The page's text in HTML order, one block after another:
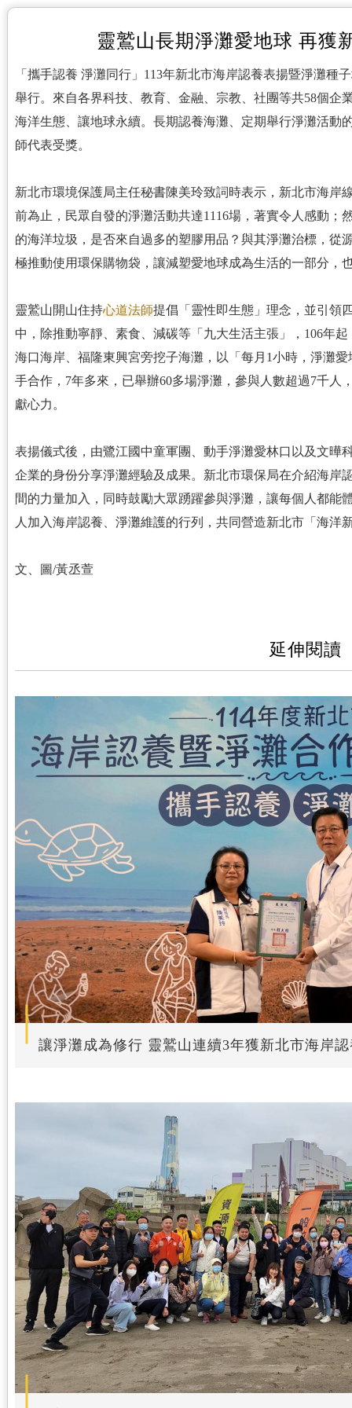
靈鷲山長期淨灘愛地球 再獲
「攜手認養 淨灘同行」113年新北市海岸認養表揚暨淨灘種
舉行。來自各界科技、教育、金融、宗教、社團等共58個企
海洋生態、讓地球永續。長期認養海灘、定期舉行淨灘活動
師代表受獎。
新北市環境保護局主任秘書陳美玲致詞時表示，新北市海岸
前為止，民眾自發的淨灘活動共達1116場，著實令人感動；
的海洋垃圾，是否來自過多的塑膠用品？與其淨灘治標，從
極推動使用環保購物袋，讓減塑愛地球成為生活的一部分，
靈鷲山開山住持心道法師提倡「靈性即生態」理念，並引領
中，除推動寧靜、素食、減碳等「九大生活主張」，106年
海口海岸、福隆東興宮旁挖子海灘，以「每月1小時，淨灘
手合作，7年多來，已舉辦60多場淨灘，參與人數超過7千人
獻心力。
表揚儀式後，由鷺江國中童軍團、動手淨灘愛林口以及文曄
企業的身份分享淨灘經驗及成果。新北市環保局在介紹海岸
間的力量加入，同時鼓勵大眾踴躍參與淨灘，讓每個人都能
人加入海岸認養、淨灘維護的行列，共同營造新北市「海洋
文、圖/黃丞萱
延伸閱讀
讓淨灘成為修行 靈鷲山連續3年獲新北市海岸